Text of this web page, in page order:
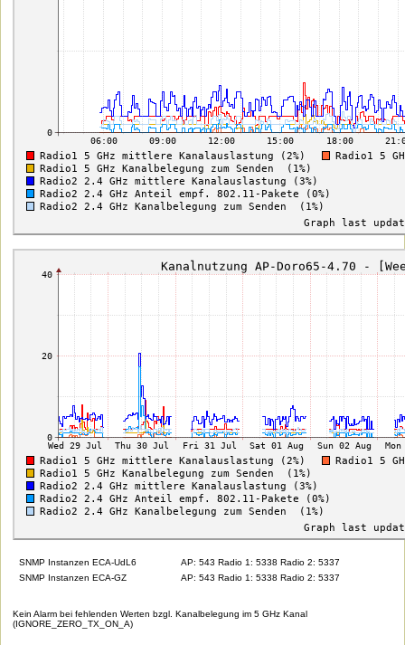
SNMP Instanzen ECA-UdL6
AP: 543 Radio 1: 5338 Radio 2: 5337
SNMP Instanzen ECA-GZ
AP: 543 Radio 1: 5338 Radio 2: 5337
Kein Alarm bei fehlenden Werten bzgl. Kanalbelegung im 5 GHz Kanal
(IGNORE_ZERO_TX_ON_A)